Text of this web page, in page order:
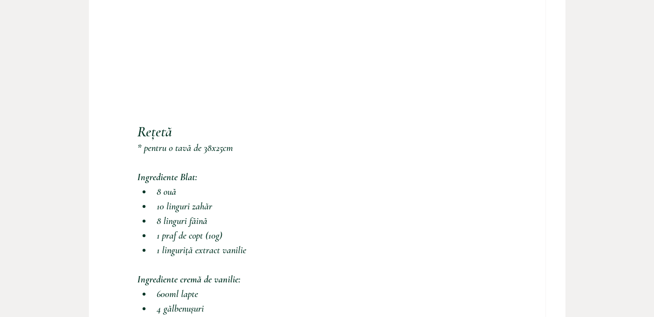
Rețetă
* pentru o tavă de 38x25cm
Ingrediente Blat:
8 ouă
10 linguri zahăr
8 linguri făină
1 praf de copt (10g)
1 linguriță extract vanilie
Ingrediente cremă de vanilie:
600ml lapte
4 gălbenușuri